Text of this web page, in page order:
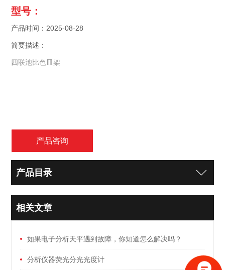
型号：
产品时间：2025-08-28
简要描述：
四联池比色皿架
产品咨询
产品目录
相关文章
如果电子分析天平遇到故障，你知道怎么解决吗？
分析仪器荧光分光光度计